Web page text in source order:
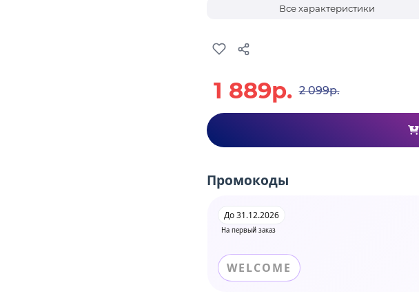
Все характеристики
1 889р. 2 099р.
Промокоды
На первый заказ
До 31.12.2026
WELCOME